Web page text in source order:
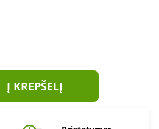
Į KREPŠELĮ